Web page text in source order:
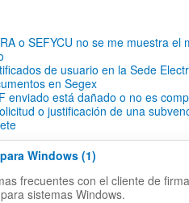
o SEFYCU no se me muestra el
de usuario en la Sede
en Segex
enviado está dañado o no es
o justificación de una
Windows (1)
frecuentes con el cliente de firma
sistemas Windows.